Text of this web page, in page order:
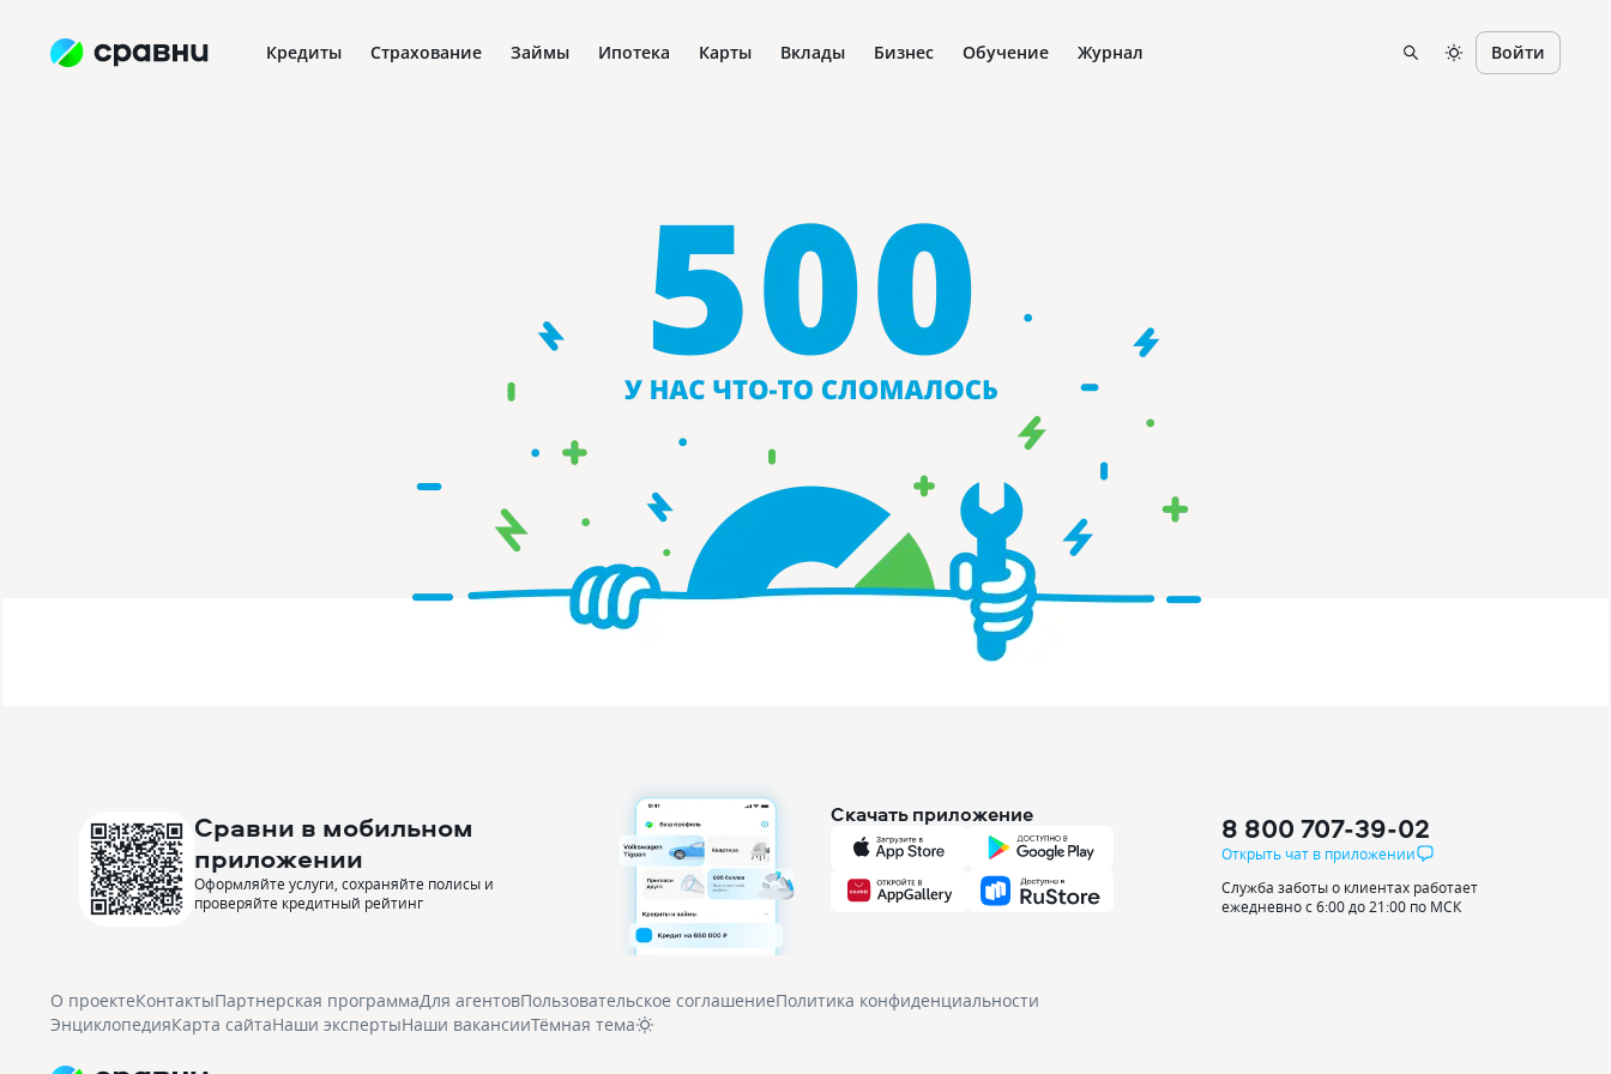
Кредиты Страхование Займы Ипотека Карты Вклады Бизнес Обучение Журнал Войти
Сравни в мобильном
приложении
Оформляйте услуги, сохраняйте полисы и
проверяйте кредитный рейтинг
Скачать приложение 8 800 707-39-02
Открыть чат в приложении
Служба заботы о клиентах работает
ежедневно с 6:00 до 21:00 по МСК
О проектеКонтактыПартнерская программаДля агентовПользовательское соглашениеПолитика конфиденциальности
ЭнциклопедияКарта сайтаНаши экспертыНаши вакансииТёмная тема